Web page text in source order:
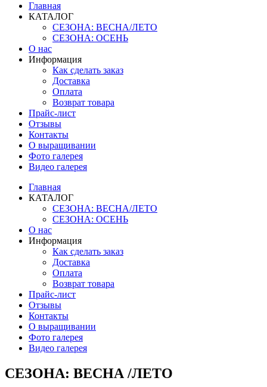
Главная
КАТАЛОГ
СЕЗОНА: ВЕСНА/ЛЕТО
СЕЗОНА: ОСЕНЬ
О нас
Информация
Как сделать заказ
Доставка
Оплата
Возврат товара
Прайс-лист
Отзывы
Контакты
О выращивании
Фото галерея
Видео галерея
Главная
КАТАЛОГ
СЕЗОНА: ВЕСНА/ЛЕТО
СЕЗОНА: ОСЕНЬ
О нас
Информация
Как сделать заказ
Доставка
Оплата
Возврат товара
Прайс-лист
Отзывы
Контакты
О выращивании
Фото галерея
Видео галерея
СЕЗОНА: ВЕСНА /ЛЕТО